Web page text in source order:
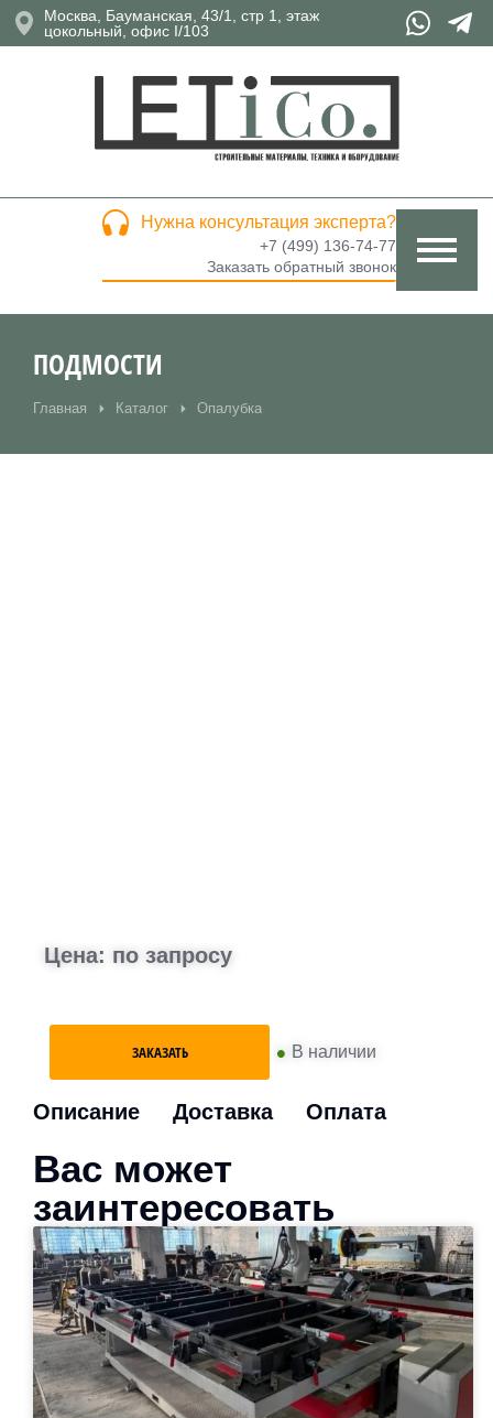
Москва, Бауманская, 43/1, стр 1, этаж
цокольный, офис I/103
Нужна консультация эксперта?
+7 (499) 136-74-77
Заказать обратный звонок
ПОДМОСТИ
Вы здесь:
Главная Каталог Опалубка
Цена: по запросу
ЗАКАЗАТЬ • В наличии
Описание Доставка Оплата
Вас может
заинтересовать